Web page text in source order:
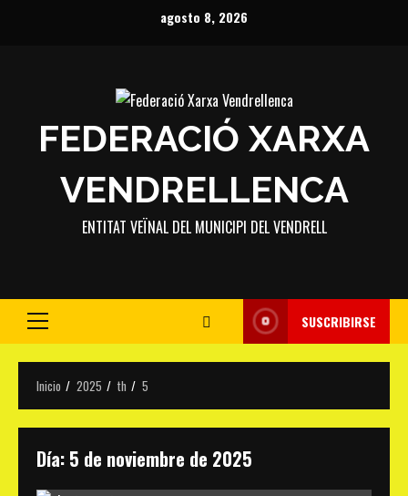
agosto 8, 2026
FEDERACIÓ XARXA
VENDRELLENCA
ENTITAT VEÏNAL DEL MUNICIPI DEL VENDRELL
Menú
SUSCRIBIRSE
Inicio 2025 th 5
Día: 5 de noviembre de 2025